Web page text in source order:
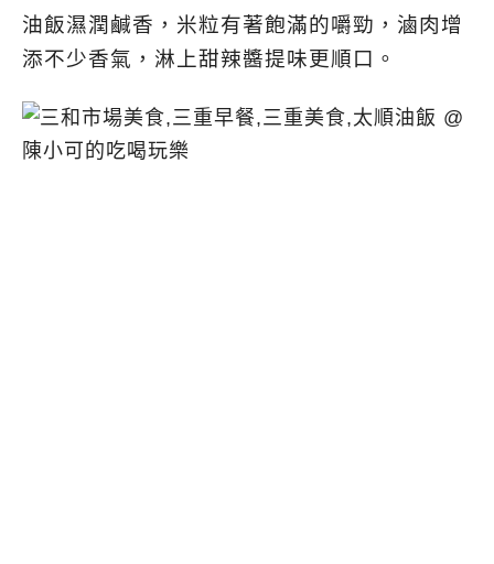
油飯濕潤鹹香，米粒有著飽滿的嚼勁，滷肉增
添不少香氣，淋上甜辣醬提味更順口。